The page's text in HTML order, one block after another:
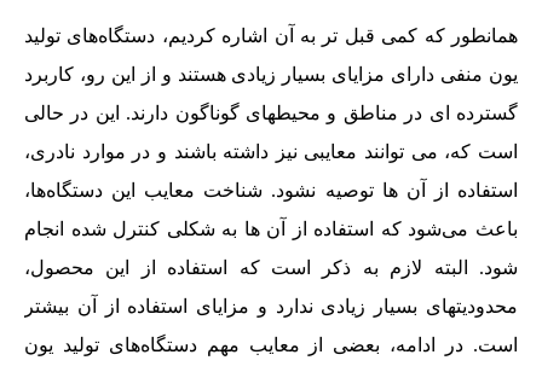
همانطور که کمی قبل تر به آن اشاره کردیم، دستگاه‌های تولید
یون منفی دارای مزایای بسیار زیادی هستند و از این رو، کاربرد
گسترده ای در مناطق و محیطهای گوناگون دارند. این در حالی
است که، می توانند معایبی نیز داشته باشند و در موارد نادری،
استفاده از آن ها توصیه نشود. شناخت معایب این دستگاه‌ها،
باعث می‌شود که استفاده از آن ها به شکلی کنترل شده انجام
شود. البته لازم به ذکر است که استفاده از این محصول،
محدودیتهای بسیار زیادی ندارد و مزایای استفاده از آن بیشتر
است. در ادامه، بعضی از معایب مهم دستگاه‌های تولید یون